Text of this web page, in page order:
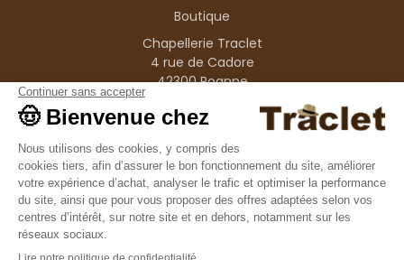
Boutique
Chapellerie Traclet
4 rue de Cadore
42300 Roanne
Produits
Nos marques